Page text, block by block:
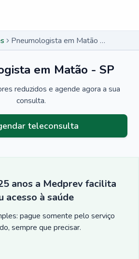
Pneumologista em Matão - SP
em Matão - SP
reduzidos e agende agora a sua
consulta.
teleconsulta
anos a Medprev facilita
acesso à saúde
pague somente pelo serviço
sempre que precisar.